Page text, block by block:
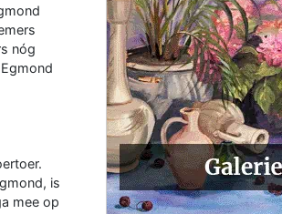
nóg
is
mee op